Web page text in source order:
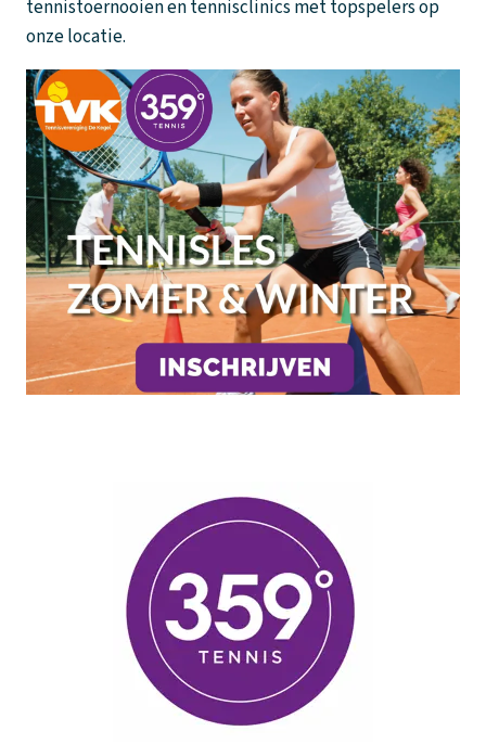
tennistoernooien en tennisclinics met topspelers op
onze locatie.